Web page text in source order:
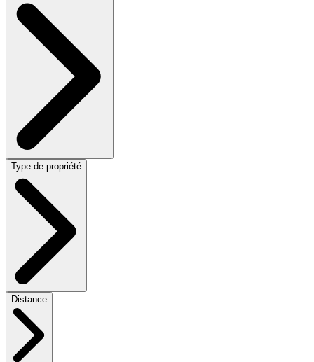
Type de propriété
Distance